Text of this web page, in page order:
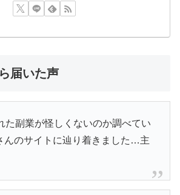
届いた声
た副業が怪しくないのか調べてい
んのサイトに辿り着きました…主